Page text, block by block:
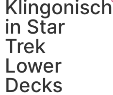
Klingonisch
in Star
Trek
Lower
Decks